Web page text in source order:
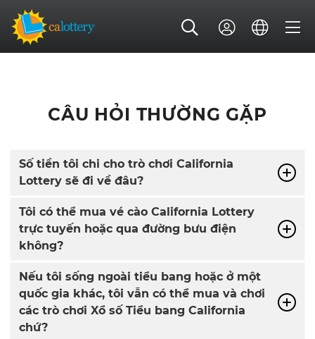
CÂU HỎI THƯỜNG GẶP
Số tiền tôi chi cho trò chơi California
Lottery sẽ đi về đâu?
Tôi có thể mua vé cào California Lottery
trực tuyến hoặc qua đường bưu điện
không?
Nếu tôi sống ngoài tiểu bang hoặc ở một
quốc gia khác, tôi vẫn có thể mua và chơi
các trò chơi Xổ số Tiểu bang California
chứ?